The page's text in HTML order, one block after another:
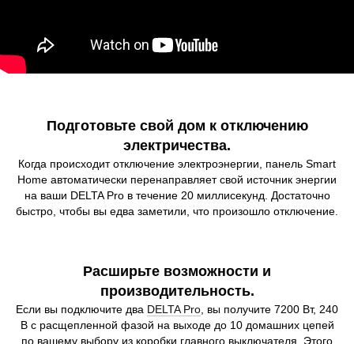
Подготовьте свой дом к отключению
электричества.
Когда происходит отключение электроэнергии, панель Smart
Home автоматически перенаправляет свой источник энергии
на ваши DELTA Pro в течение 20 миллисекунд. Достаточно
быстро, чтобы вы едва заметили, что произошло отключение.
Расширьте возможности и
производительность.
Если вы подключите два DELTA Pro, вы получите 7200 Вт, 240
В с расщепленной фазой на выходе до 10 домашних цепей
по вашему выбору из коробки главного выключателя. Этого